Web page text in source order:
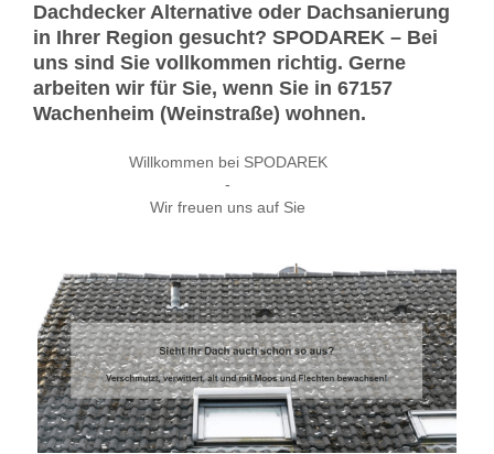
Dachdecker Alternative oder Dachsanierung
in Ihrer Region gesucht? SPODAREK – Bei
uns sind Sie vollkommen richtig. Gerne
arbeiten wir für Sie, wenn Sie in 67157
Wachenheim (Weinstraße) wohnen.
Willkommen bei SPODAREK
-
Wir freuen uns auf Sie